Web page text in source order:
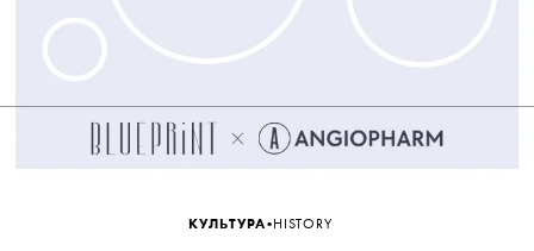
КУЛЬТУРА•HISTORY